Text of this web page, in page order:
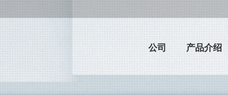
公司 产品介绍